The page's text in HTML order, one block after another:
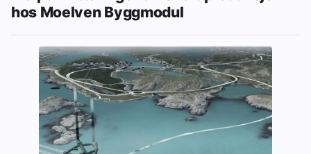
hos Moelven Byggmodul